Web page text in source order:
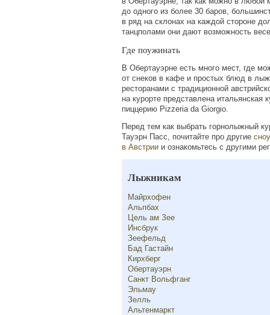
до одного из более 30 баров,
в ряд на склонах на каждой стороне
танцполами они дают возможность
Где поужинать
В Обертауэрне есть много мест, где
от снеков в кафе и простых блюд в
ресторанами с традиционной
на курорте представлена итальянская
пиццерию Pizzeria da Giorgio.
Перед тем как выбрать горнолыжный
Тауэрн Пасс, почитайте про другие
в Австрии и ознакомьтесь с другими
Лыжникам
Майрхофен
Альпбах
Цель ам Зее
Инсбрук
Зеефельд
Бад Гастайн
Кирхберг
Обертауэрн
Санкт Вольфганг
Эльмау
Зелль
Альтенмаркт